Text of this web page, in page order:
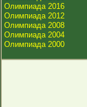
Олимпиада 2016
Олимпиада 2012
Олимпиада 2008
Олимпиада 2004
Олимпиада 2000